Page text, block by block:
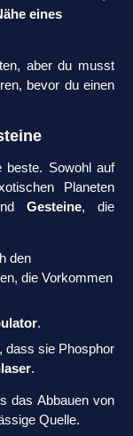
eines
aber du musst
bevor du einen
beste. Sowohl auf
Planeten
Gesteine, die
den
die Vorkommen
.
dass sie Phosphor
.
das Abbauen von
Quelle.